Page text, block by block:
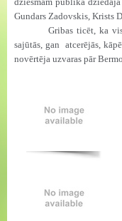
Gundars Zadovskis, Krists
Gribas ticēt, ka
sajūtās, gan atcerējās,
novērtēja uzvaras pār